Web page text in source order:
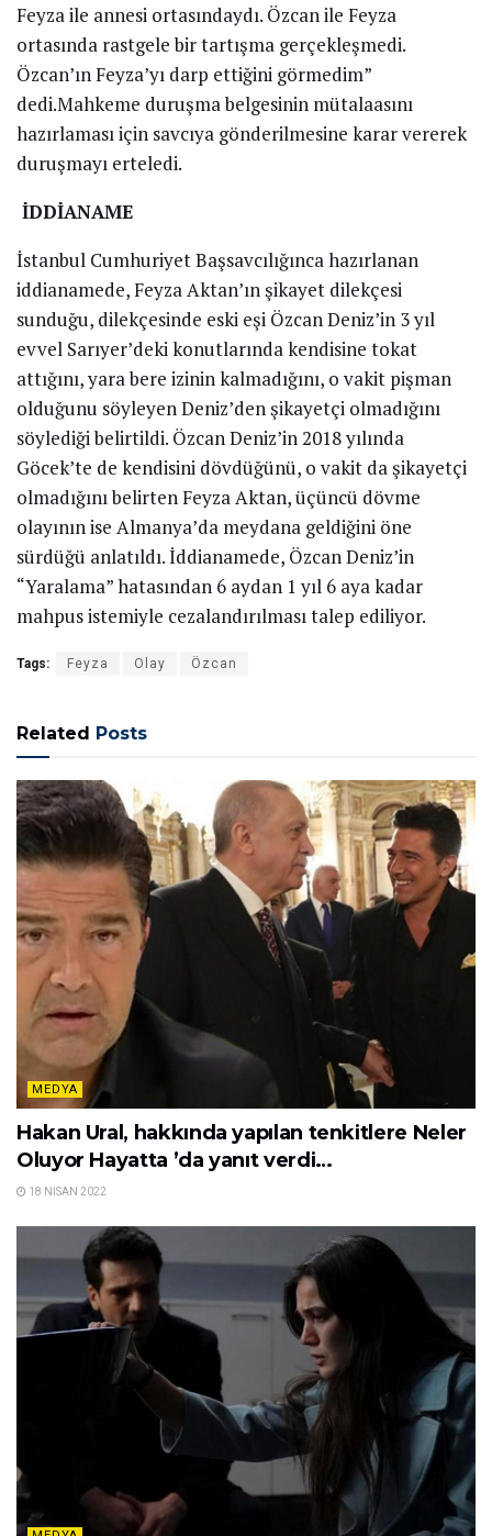
Feyza ile annesi ortasındaydı. Özcan ile Feyza
ortasında rastgele bir tartışma gerçekleşmedi.
Özcan’ın Feyza’yı darp ettiğini görmedim”
dedi.Mahkeme duruşma belgesinin mütalaasını
hazırlaması için savcıya gönderilmesine karar vererek
duruşmayı erteledi.
İDDİANAME
İstanbul Cumhuriyet Başsavcılığınca hazırlanan
iddianamede, Feyza Aktan’ın şikayet dilekçesi
sunduğu, dilekçesinde eski eşi Özcan Deniz’in 3 yıl
evvel Sarıyer’deki konutlarında kendisine tokat
attığını, yara bere izinin kalmadığını, o vakit pişman
olduğunu söyleyen Deniz’den şikayetçi olmadığını
söylediği belirtildi. Özcan Deniz’in 2018 yılında
Göcek’te de kendisini dövdüğünü, o vakit da şikayetçi
olmadığını belirten Feyza Aktan, üçüncü dövme
olayının ise Almanya’da meydana geldiğini öne
sürdüğü anlatıldı. İddianamede, Özcan Deniz’in
“Yaralama” hatasından 6 aydan 1 yıl 6 aya kadar
mahpus istemiyle cezalandırılması talep ediliyor.
Tags: Feyza Olay Özcan
Related Posts
MEDYA
Hakan Ural, hakkında yapılan tenkitlere Neler
Oluyor Hayatta ’da yanıt verdi…
18 NISAN 2022